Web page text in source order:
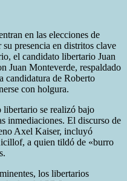
en las elecciones de
presencia en distritos clave
el candidato libertario Juan
Juan Monteverde, respaldado
candidatura de Roberto
con holgura.
se realizó bajo
inmediaciones. El discurso de
Axel Kaiser, incluyó
a quien tildó de «burro
los libertarios